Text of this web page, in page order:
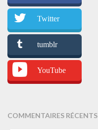
Twitter
tumblr
YouTube
COMMENTAIRES RÉCENTS